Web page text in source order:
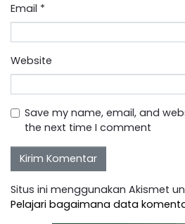
Email *
Website
Save my name, email, and
the next time I comment
Situs ini menggunakan Akismet
Pelajari bagaimana data